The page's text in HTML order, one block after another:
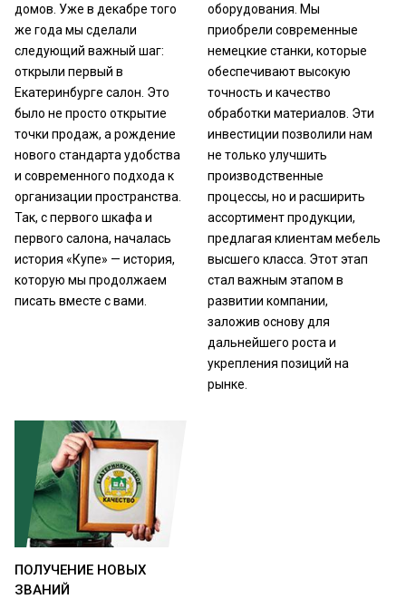
домов. Уже в декабре того
же года мы сделали
следующий важный шаг:
открыли первый в
Екатеринбурге салон. Это
было не просто открытие
точки продаж, а рождение
нового стандарта удобства
и современного подхода к
организации пространства.
Так, с первого шкафа и
первого салона, началась
история «Купе» — история,
которую мы продолжаем
писать вместе с вами.
оборудования. Мы
приобрели современные
немецкие станки, которые
обеспечивают высокую
точность и качество
обработки материалов. Эти
инвестиции позволили нам
не только улучшить
производственные
процессы, но и расширить
ассортимент продукции,
предлагая клиентам мебель
высшего класса. Этот этап
стал важным этапом в
развитии компании,
заложив основу для
дальнейшего роста и
укрепления позиций на
рынке.
ПОЛУЧЕНИЕ НОВЫХ
ЗВАНИЙ